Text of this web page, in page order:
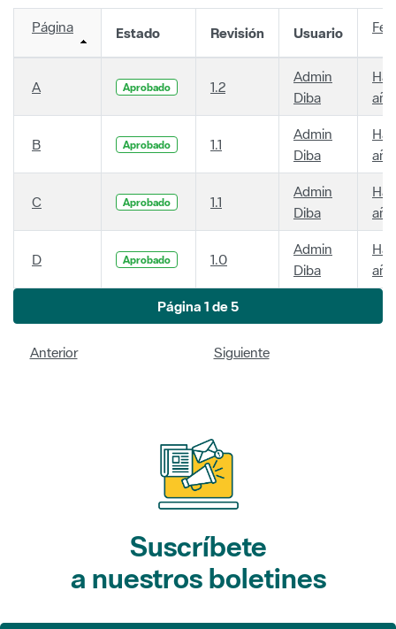
Página Estado Revisión Usuario
A Aprobado 1.2
Admin
Diba
B Aprobado 1.1
Admin
Diba
C Aprobado 1.1
Admin
Diba
D Aprobado 1.0
Admin
Diba
Página 1 de 5
Anterior Siguiente
Suscríbete
a nuestros boletines